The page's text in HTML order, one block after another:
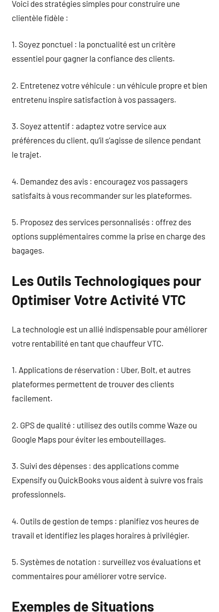
Voici des stratégies simples pour construire une
clientèle fidèle :
1. Soyez ponctuel : la ponctualité est un critère
essentiel pour gagner la confiance des clients.
2. Entretenez votre véhicule : un véhicule propre et bien
entretenu inspire satisfaction à vos passagers.
3. Soyez attentif : adaptez votre service aux
préférences du client, qu’il s’agisse de silence pendant
le trajet.
4. Demandez des avis : encouragez vos passagers
satisfaits à vous recommander sur les plateformes.
5. Proposez des services personnalisés : offrez des
options supplémentaires comme la prise en charge des
bagages.
Les Outils Technologiques pour
Optimiser Votre Activité VTC
La technologie est un allié indispensable pour améliorer
votre rentabilité en tant que chauffeur VTC.
1. Applications de réservation : Uber, Bolt, et autres
plateformes permettent de trouver des clients
facilement.
2. GPS de qualité : utilisez des outils comme Waze ou
Google Maps pour éviter les embouteillages.
3. Suivi des dépenses : des applications comme
Expensify ou QuickBooks vous aident à suivre vos frais
professionnels.
4. Outils de gestion de temps : planifiez vos heures de
travail et identifiez les plages horaires à privilégier.
5. Systèmes de notation : surveillez vos évaluations et
commentaires pour améliorer votre service.
Exemples de Situations